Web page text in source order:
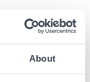
About